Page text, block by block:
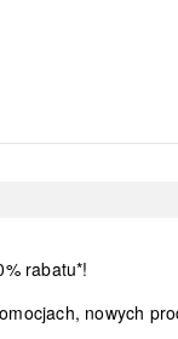
rabatu*!
nowych